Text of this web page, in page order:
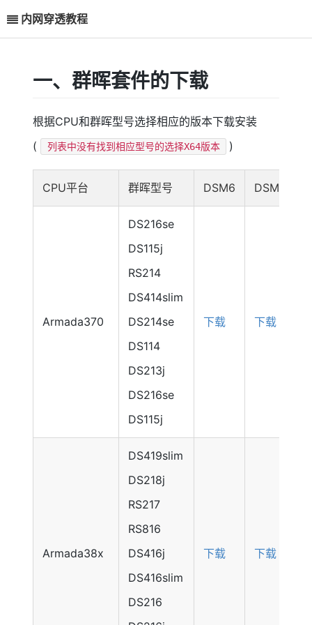
内网穿透教程
一、群晖套件的下载
根据CPU和群晖型号选择相应的版本下载安装
(
列表中没有找到相应型号的选择X64版本 )
CPU平台 群晖型号 DSM6 DSM7
Armada370
DS216se
DS115j
RS214
DS414slim
DS214se
DS114
DS213j
DS216se
DS115j
下载 下载
Armada38x
DS419slim
DS218j
RS217
RS816
DS416j
DS416slim
DS216
下载 下载